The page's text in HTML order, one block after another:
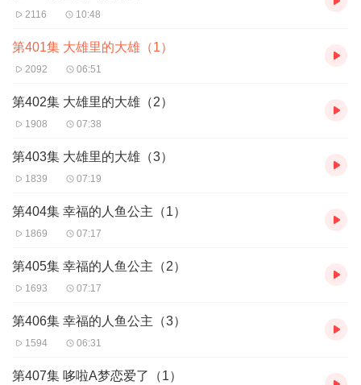
2116 10:48
第401集 大雄里的大雄（1）
2092 06:51
第402集 大雄里的大雄（2）
1908 07:38
第403集 大雄里的大雄（3）
1839 07:19
第404集 幸福的人鱼公主（1）
1869 07:17
第405集 幸福的人鱼公主（2）
1693 07:17
第406集 幸福的人鱼公主（3）
1594 06:31
第407集 哆啦A梦恋爱了（1）